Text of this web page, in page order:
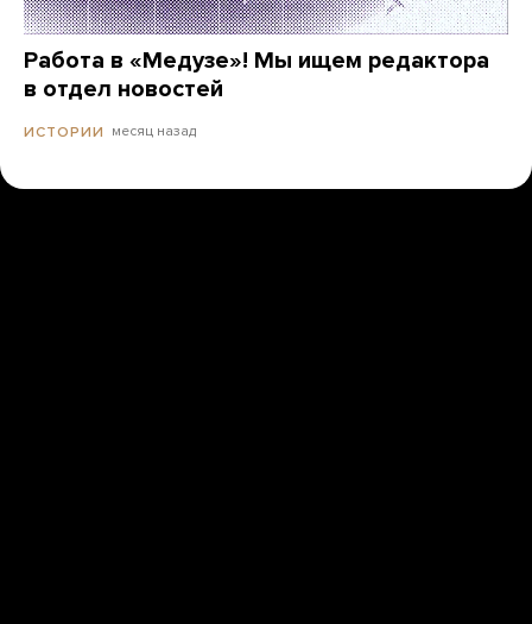
Работа в «Медузе»! Мы ищем редактора
в отдел новостей
ИСТОРИИ месяц назад